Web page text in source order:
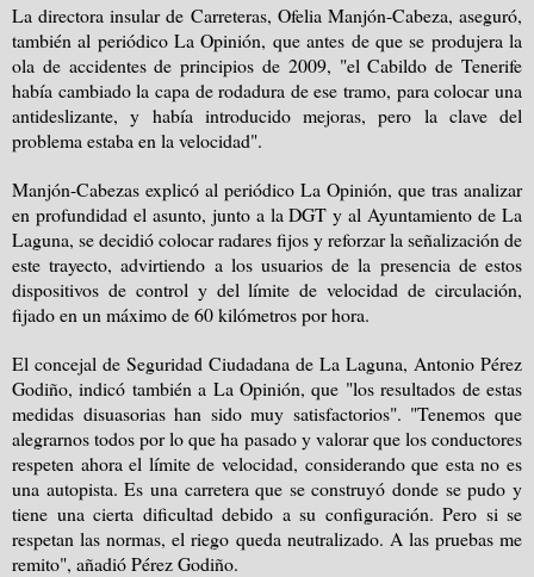
La directora insular de Carreteras, Ofelia Manjón-Cabeza, aseguró,
también al periódico La Opinión, que antes de que se produjera la
ola de accidentes de principios de 2009, "el Cabildo de Tenerife
había cambiado la capa de rodadura de ese tramo, para colocar una
antideslizante, y había introducido mejoras, pero la clave del
problema estaba en la velocidad".
Manjón-Cabezas explicó al periódico La Opinión, que tras analizar
en profundidad el asunto, junto a la DGT y al Ayuntamiento de La
Laguna, se decidió colocar radares fijos y reforzar la señalización de
este trayecto, advirtiendo a los usuarios de la presencia de estos
dispositivos de control y del límite de velocidad de circulación,
fijado en un máximo de 60 kilómetros por hora.
El concejal de Seguridad Ciudadana de La Laguna, Antonio Pérez
Godiño, indicó también a La Opinión, que "los resultados de estas
medidas disuasorias han sido muy satisfactorios". "Tenemos que
alegrarnos todos por lo que ha pasado y valorar que los conductores
respeten ahora el límite de velocidad, considerando que esta no es
una autopista. Es una carretera que se construyó donde se pudo y
tiene una cierta dificultad debido a su configuración. Pero si se
respetan las normas, el riego queda neutralizado. A las pruebas me
remito", añadió Pérez Godiño.